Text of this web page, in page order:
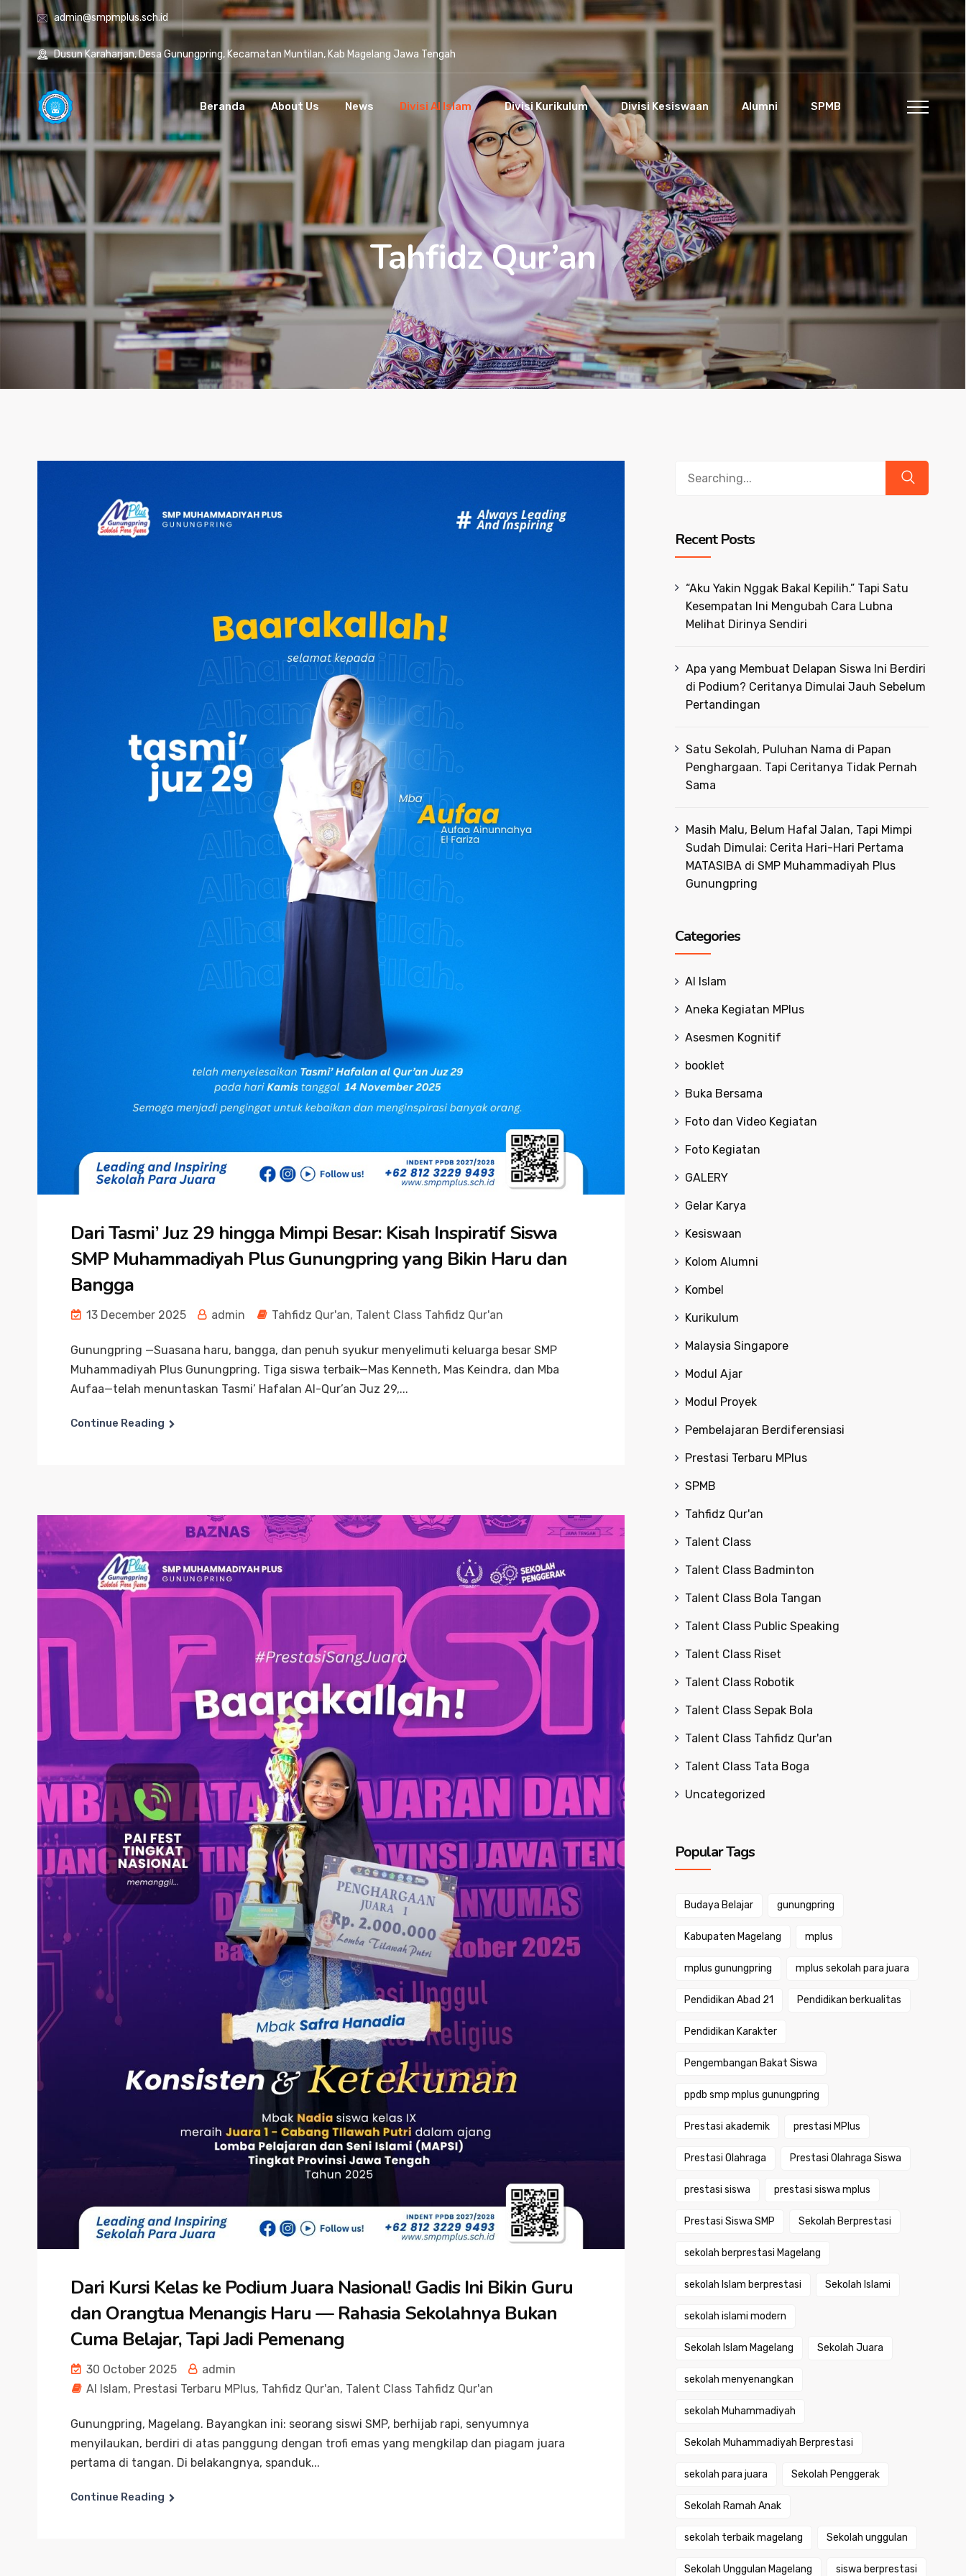
admin@smpmplus.sch.id
Dusun Karaharjan, Desa Gunungpring, Kecamatan Muntilan, Kab Magelang Jawa Tengah
Beranda About Us News Divisi Al Islam Divisi Kurikulum Divisi Kesiswaan Alumni SPMB
Tahfidz Qur’an
Dari Tasmi’ Juz 29 hingga Mimpi Besar: Kisah Inspiratif Siswa
SMP Muhammadiyah Plus Gunungpring yang Bikin Haru dan
Bangga
13 December 2025 admin Tahfidz Qur'an, Talent Class Tahfidz Qur'an
Gunungpring —Suasana haru, bangga, dan penuh syukur menyelimuti keluarga besar SMP
Muhammadiyah Plus Gunungpring. Tiga siswa terbaik—Mas Kenneth, Mas Keindra, dan Mba
Aufaa—telah menuntaskan Tasmi’ Hafalan Al-Qur’an Juz 29,...
Continue Reading
Dari Kursi Kelas ke Podium Juara Nasional! Gadis Ini Bikin Guru
dan Orangtua Menangis Haru — Rahasia Sekolahnya Bukan
Cuma Belajar, Tapi Jadi Pemenang
30 October 2025
admin
Al Islam, Prestasi Terbaru MPlus, Tahfidz Qur'an, Talent Class Tahfidz Qur'an
Gunungpring, Magelang. Bayangkan ini: seorang siswi SMP, berhijab rapi, senyumnya
menyilaukan, berdiri di atas panggung dengan trofi emas yang mengkilap dan piagam juara
pertama di tangan. Di belakangnya, spanduk...
Continue Reading
Recent Posts
“Aku Yakin Nggak Bakal Kepilih.” Tapi Satu
Kesempatan Ini Mengubah Cara Lubna
Melihat Dirinya Sendiri
Apa yang Membuat Delapan Siswa Ini Berdiri
di Podium? Ceritanya Dimulai Jauh Sebelum
Pertandingan
Satu Sekolah, Puluhan Nama di Papan
Penghargaan. Tapi Ceritanya Tidak Pernah
Sama
Masih Malu, Belum Hafal Jalan, Tapi Mimpi
Sudah Dimulai: Cerita Hari-Hari Pertama
MATASIBA di SMP Muhammadiyah Plus
Gunungpring
Categories
Al Islam
Aneka Kegiatan MPlus
Asesmen Kognitif
booklet
Buka Bersama
Foto dan Video Kegiatan
Foto Kegiatan
GALERY
Gelar Karya
Kesiswaan
Kolom Alumni
Kombel
Kurikulum
Malaysia Singapore
Modul Ajar
Modul Proyek
Pembelajaran Berdiferensiasi
Prestasi Terbaru MPlus
SPMB
Tahfidz Qur'an
Talent Class
Talent Class Badminton
Talent Class Bola Tangan
Talent Class Public Speaking
Talent Class Riset
Talent Class Robotik
Talent Class Sepak Bola
Talent Class Tahfidz Qur'an
Talent Class Tata Boga
Uncategorized
Popular Tags
Budaya Belajar gunungpring
Kabupaten Magelang mplus
mplus gunungpring mplus sekolah para juara
Pendidikan Abad 21 Pendidikan berkualitas
Pendidikan Karakter
Pengembangan Bakat Siswa
ppdb smp mplus gunungpring
Prestasi akademik prestasi MPlus
Prestasi Olahraga Prestasi Olahraga Siswa
prestasi siswa prestasi siswa mplus
Prestasi Siswa SMP Sekolah Berprestasi
sekolah berprestasi Magelang
sekolah Islam berprestasi Sekolah Islami
sekolah islami modern
Sekolah Islam Magelang Sekolah Juara
sekolah menyenangkan
sekolah Muhammadiyah
Sekolah Muhammadiyah Berprestasi
sekolah para juara Sekolah Penggerak
Sekolah Ramah Anak
sekolah terbaik magelang Sekolah unggulan
Sekolah Unggulan Magelang siswa berprestasi